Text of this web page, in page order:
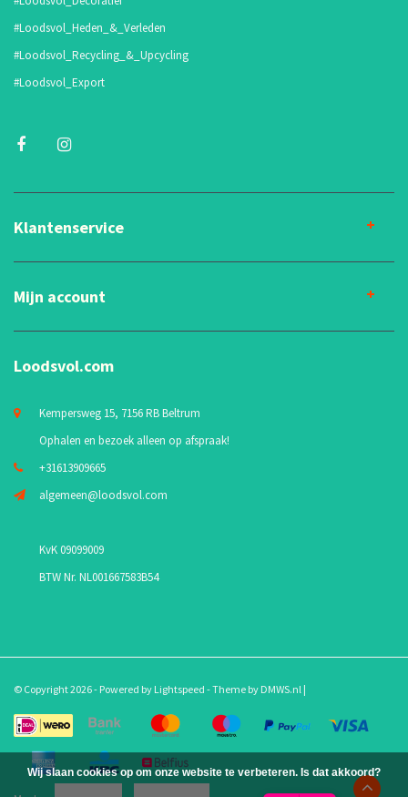
#Loodsvol_Heden_&_Verleden
#Loodsvol_Recycling_&_Upcycling
#Loodsvol_Export
Klantenservice
Mijn account
Loodsvol.com
Kempersweg 15, 7156 RB Beltrum
Ophalen en bezoek alleen op afspraak!
+31613909665
algemeen@loodsvol.com
KvK 09099009
BTW Nr. NL001667583B54
© Copyright 2026 - Powered by Lightspeed - Theme by DMWS.nl |
Wij slaan cookies op om onze website te verbeteren. Is dat akkoord?